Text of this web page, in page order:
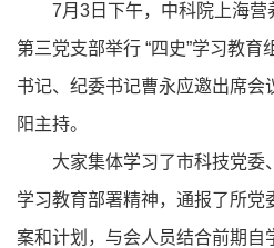
7月3日下午，中科院上海营
第三党支部举行 “四史”学习教育
书记、纪委书记曹永应邀出席会
阳主持。
大家集体学习了市科技党委、
学习教育部署精神，通报了所党
案和计划，与会人员结合前期自